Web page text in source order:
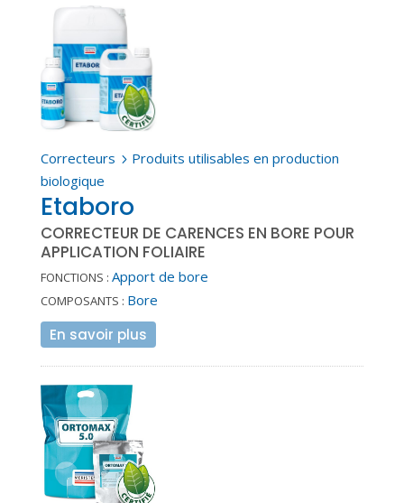
Correcteurs 5 Produits utilisables en production
biologique
Etaboro
CORRECTEUR DE CARENCES EN BORE POUR
APPLICATION FOLIAIRE
FONCTIONS : Apport de bore
COMPOSANTS : Bore
En savoir plus